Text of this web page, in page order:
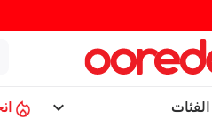
keyboard_arrow_down